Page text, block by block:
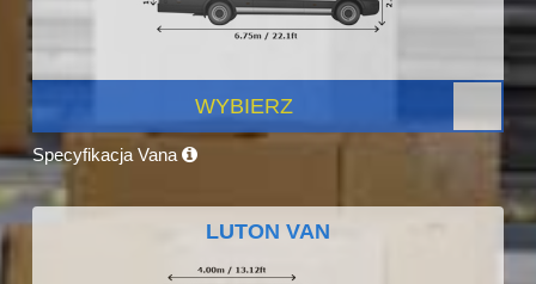
WYBIERZ
Specyfikacja Vana
LUTON VAN